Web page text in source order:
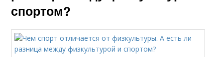
спортом?